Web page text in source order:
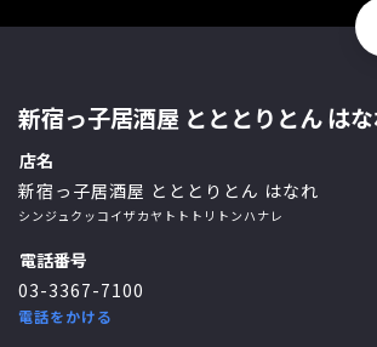
新宿っ子居酒屋 とととりとん は
店名
新宿っ子居酒屋 とととりとん はなれ
シンジュクッコイザカヤトトトリトンハナレ
電話番号
03-3367-7100
電話をかける